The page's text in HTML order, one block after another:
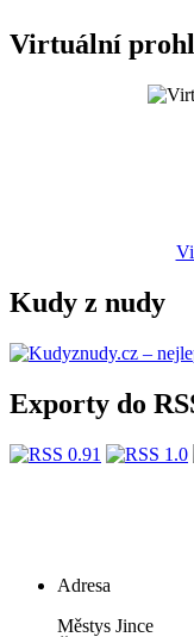
Virtuální
Kudy z nudy
Exporty do
Adresa
Městys Jince